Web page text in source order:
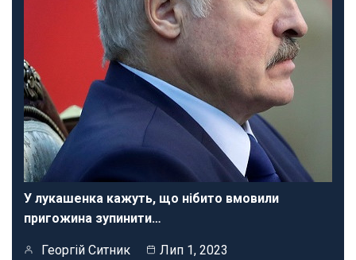
У лукашенка кажуть, що нібито вмовили
пригожина зупинити…
Георгій Ситник Лип 1, 2023